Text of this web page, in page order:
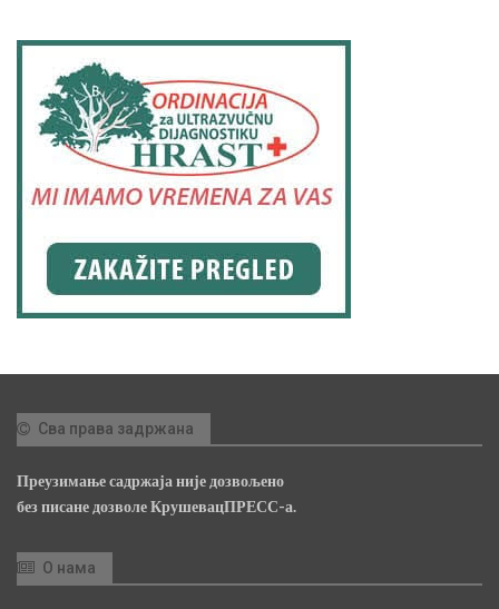
Сва права задржана
Преузимање садржаја није дозвољено
без писане дозволе КрушевацПРЕСС-а.
О нама